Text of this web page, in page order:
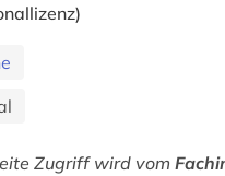
Zugriff wird vom